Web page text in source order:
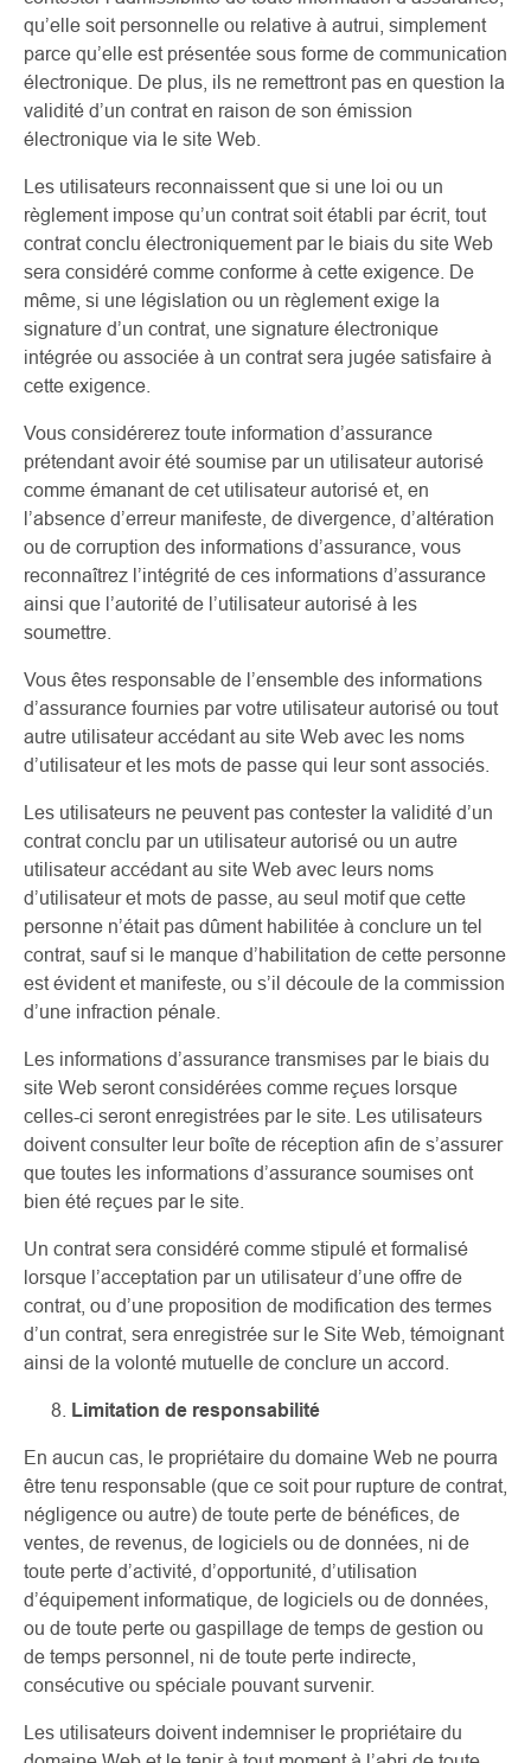
qu’elle soit personnelle ou relative à autrui, simplement
parce qu’elle est présentée sous forme de communication
électronique. De plus, ils ne remettront pas en question la
validité d’un contrat en raison de son émission
électronique via le site Web.
Les utilisateurs reconnaissent que si une loi ou un
règlement impose qu’un contrat soit établi par écrit, tout
contrat conclu électroniquement par le biais du site Web
sera considéré comme conforme à cette exigence. De
même, si une législation ou un règlement exige la
signature d’un contrat, une signature électronique
intégrée ou associée à un contrat sera jugée satisfaire à
cette exigence.
Vous considérerez toute information d’assurance
prétendant avoir été soumise par un utilisateur autorisé
comme émanant de cet utilisateur autorisé et, en
l’absence d’erreur manifeste, de divergence, d’altération
ou de corruption des informations d’assurance, vous
reconnaîtrez l’intégrité de ces informations d’assurance
ainsi que l’autorité de l’utilisateur autorisé à les
soumettre.
Vous êtes responsable de l’ensemble des informations
d’assurance fournies par votre utilisateur autorisé ou tout
autre utilisateur accédant au site Web avec les noms
d’utilisateur et les mots de passe qui leur sont associés.
Les utilisateurs ne peuvent pas contester la validité d’un
contrat conclu par un utilisateur autorisé ou un autre
utilisateur accédant au site Web avec leurs noms
d’utilisateur et mots de passe, au seul motif que cette
personne n’était pas dûment habilitée à conclure un tel
contrat, sauf si le manque d’habilitation de cette personne
est évident et manifeste, ou s’il découle de la commission
d’une infraction pénale.
Les informations d’assurance transmises par le biais du
site Web seront considérées comme reçues lorsque
celles-ci seront enregistrées par le site. Les utilisateurs
doivent consulter leur boîte de réception afin de s’assurer
que toutes les informations d’assurance soumises ont
bien été reçues par le site.
Un contrat sera considéré comme stipulé et formalisé
lorsque l’acceptation par un utilisateur d’une offre de
contrat, ou d’une proposition de modification des termes
d’un contrat, sera enregistrée sur le Site Web, témoignant
ainsi de la volonté mutuelle de conclure un accord.
Limitation de responsabilité
En aucun cas, le propriétaire du domaine Web ne pourra
être tenu responsable (que ce soit pour rupture de contrat,
négligence ou autre) de toute perte de bénéfices, de
ventes, de revenus, de logiciels ou de données, ni de
toute perte d’activité, d’opportunité, d’utilisation
d’équipement informatique, de logiciels ou de données,
ou de toute perte ou gaspillage de temps de gestion ou
de temps personnel, ni de toute perte indirecte,
consécutive ou spéciale pouvant survenir.
Les utilisateurs doivent indemniser le propriétaire du